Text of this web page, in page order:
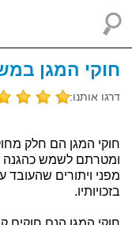
חוקי המגן
דרגו אותנו:
חוקי המגן הם חלק
ומטרתם לשמש כהגנה
מפני ויתורים שהעובד
בזכויותיו.